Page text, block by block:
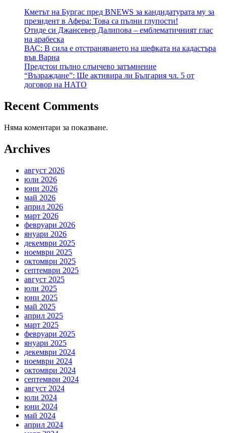
Кметът на Бургас пред BNEWS за кандидатурата му за
президент в Афера: Това са пълни глупости!
Отиде си Джансевер Далипова – емблематичният глас
на арабеска
ВАС: В сила е отстраняването на шефката на кадастъра
във Варна
Предстои пълно слънчево затъмнение
“Възраждане”: Ще активира ли България чл. 5 от
договор на НАТО
Recent Comments
Няма коментари за показване.
Archives
август 2026
юли 2026
юни 2026
май 2026
април 2026
март 2026
февруари 2026
януари 2026
декември 2025
ноември 2025
октомври 2025
септември 2025
август 2025
юли 2025
юни 2025
май 2025
април 2025
март 2025
февруари 2025
януари 2025
декември 2024
ноември 2024
октомври 2024
септември 2024
август 2024
юли 2024
юни 2024
май 2024
април 2024